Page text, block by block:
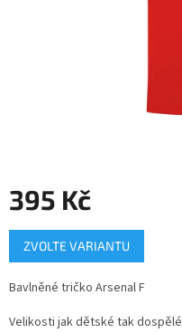
395 Kč
Měrná
cena:
ZVOLTE VARIANTU
Bavlněné tričko Arsenal F
Velikosti jak dětské tak dospělé